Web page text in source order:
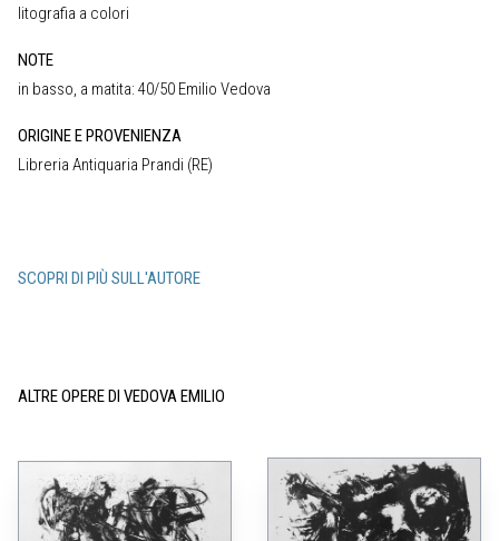
litografia a colori
NOTE
in basso, a matita: 40/50 Emilio Vedova
ORIGINE E PROVENIENZA
Libreria Antiquaria Prandi (RE)
SCOPRI DI PIÙ SULL'AUTORE
ALTRE OPERE DI VEDOVA EMILIO